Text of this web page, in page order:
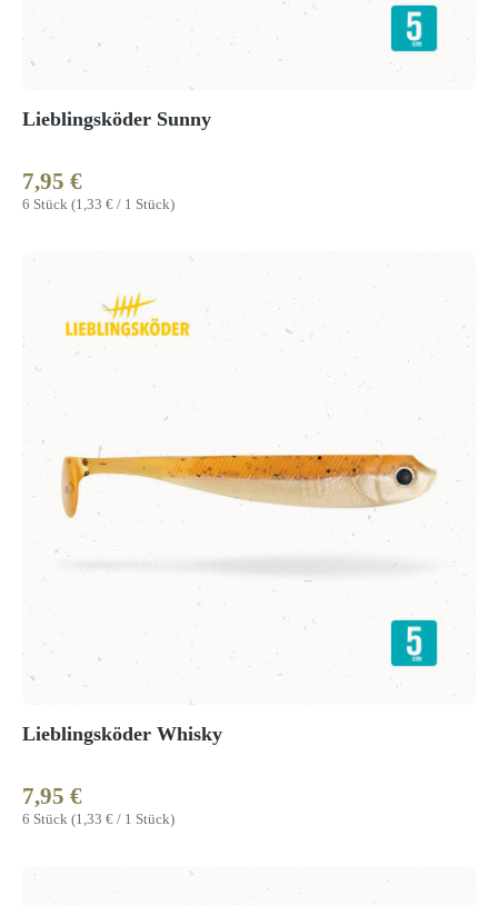
Lieblingsköder Sunny
6 Stück (1,33 € / 1 Stück)
Regulärer Preis:
7,95 €
Lieblingsköder Whisky
6 Stück (1,33 € / 1 Stück)
Regulärer Preis:
7,95 €